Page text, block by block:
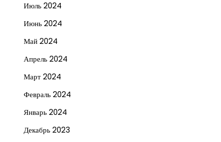
Июль 2024
Июнь 2024
Май 2024
Апрель 2024
Март 2024
Февраль 2024
Январь 2024
Декабрь 2023